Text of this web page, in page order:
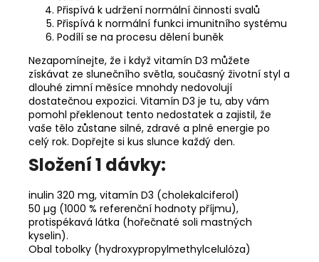
Přispívá k udržení normální činnosti svalů
Přispívá k normální funkci imunitního systému
Podílí se na procesu dělení buněk
Nezapomínejte, že i když vitamín D3 můžete
získávat ze slunečního světla, současný životní styl a
dlouhé zimní měsíce mnohdy nedovolují
dostatečnou expozici. Vitamín D3 je tu, aby vám
pomohl překlenout tento nedostatek a zajistil, že
vaše tělo zůstane silné, zdravé a plné energie po
celý rok. Dopřejte si kus slunce každý den.
Složení 1 dávky:
inulin 320 mg, vitamín D3 (cholekalciferol)
50 µg (1000 % referenční hodnoty příjmu),
protispékavá látka (hořečnaté soli mastných
kyselin).
Obal tobolky (hydroxypropylmethylcelulóza)